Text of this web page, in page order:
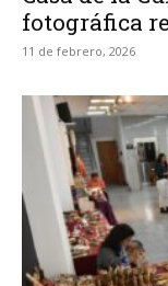
fotográfica
11 de febrero, 2026